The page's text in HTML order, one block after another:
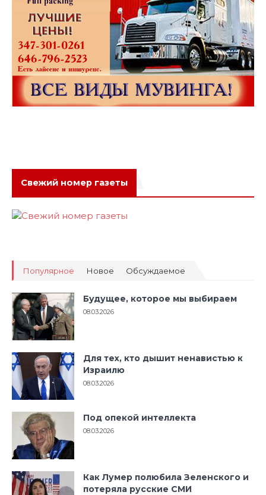
Свежий номер газеты
Популярное Новое Обсуждаемое
Будущее, которое мы выбираем
08.03.2026
Для тех, кто дышит ненавистью к
Израилю
08.03.2026
Под опекой интеллекта
08.03.2026
Как Лумер полюбила Зеленского и
потеряла русские СМИ